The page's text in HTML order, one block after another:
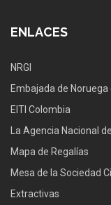
ENLACES
NRGI
Embajada de
EITI Colombia
La Agencia Nacional
Mapa de Regalías
Mesa de la Sociedad
Extractivas